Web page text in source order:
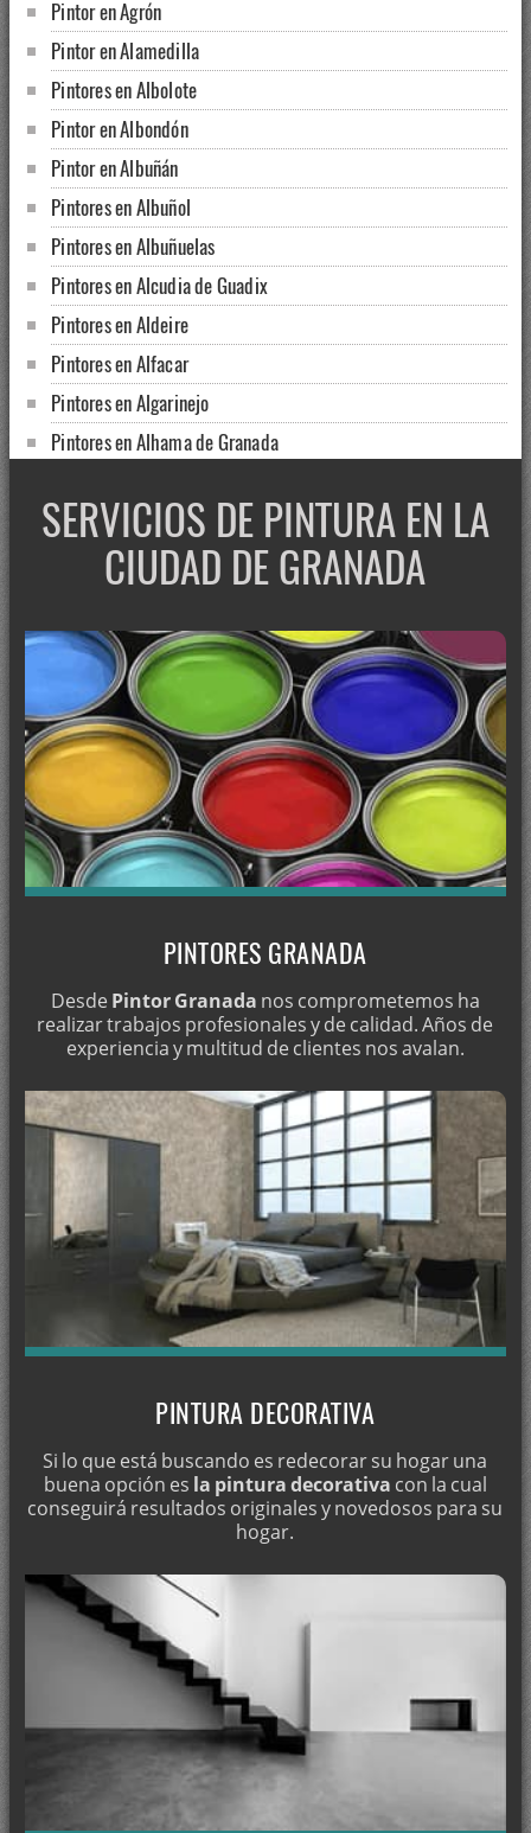
Pintor en Agrón
Pintor en Alamedilla
Pintores en Albolote
Pintor en Albondón
Pintor en Albuñán
Pintores en Albuñol
Pintores en Albuñuelas
Pintores en Alcudia de Guadix
Pintores en Aldeire
Pintores en Alfacar
Pintores en Algarinejo
Pintores en Alhama de Granada
Pintores en Alicún de Ortega
Pintor en Almaciles
Pintor en Almuñécar
Pintores en Alpujarra de la Sierra
Pintores en Alquife
Pintores en Arenas del Rey
Pintor en Armilla
Pintores en Atarfe
Pintores en Bácor-Olivar
Pintores en Beas de Granada
Pintura en Beas de Guadix
Pintura en Benacebada
Pintura en Benalúa
Pintor en Benalúa de las Villas
Pintura en Benamaurel
Pintura en Bérchules
Pintura en Bogarre - Granada
Pintura en Bubión
Pintura en Busquístar
Pintura en Cacín
Pintura en Cájar
Pintura en Calicasas
Pintura en Campotéjar
Pintura en Cáñar
Pintura en Capileira
Pintura en Carataunas
Pintura en Carramaiza
Pintura en Casanueva
Pintar en Cástaras
Pintar en Castell de Ferro
SERVICIOS DE PINTURA EN LA
CIUDAD DE GRANADA
PINTORES GRANADA
Desde Pintor Granada nos comprometemos ha
realizar trabajos profesionales y de calidad. Años de
experiencia y multitud de clientes nos avalan.
PINTURA DECORATIVA
Si lo que está buscando es redecorar su hogar una
buena opción es la pintura decorativa con la cual
conseguirá resultados originales y novedosos para su
hogar.